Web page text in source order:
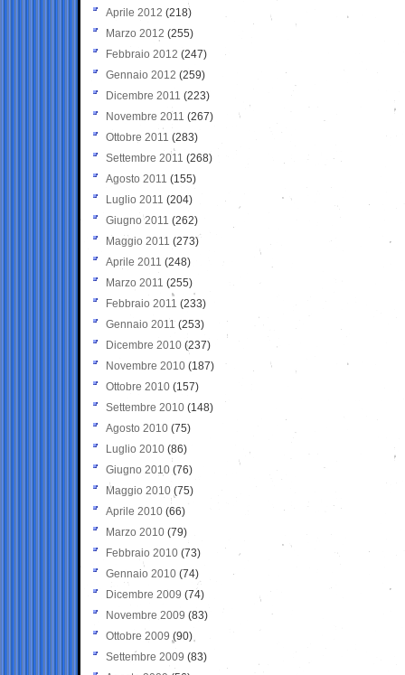
Aprile 2012 (218)
Marzo 2012 (255)
Febbraio 2012 (247)
Gennaio 2012 (259)
Dicembre 2011 (223)
Novembre 2011 (267)
Ottobre 2011 (283)
Settembre 2011 (268)
Agosto 2011 (155)
Luglio 2011 (204)
Giugno 2011 (262)
Maggio 2011 (273)
Aprile 2011 (248)
Marzo 2011 (255)
Febbraio 2011 (233)
Gennaio 2011 (253)
Dicembre 2010 (237)
Novembre 2010 (187)
Ottobre 2010 (157)
Settembre 2010 (148)
Agosto 2010 (75)
Luglio 2010 (86)
Giugno 2010 (76)
Maggio 2010 (75)
Aprile 2010 (66)
Marzo 2010 (79)
Febbraio 2010 (73)
Gennaio 2010 (74)
Dicembre 2009 (74)
Novembre 2009 (83)
Ottobre 2009 (90)
Settembre 2009 (83)